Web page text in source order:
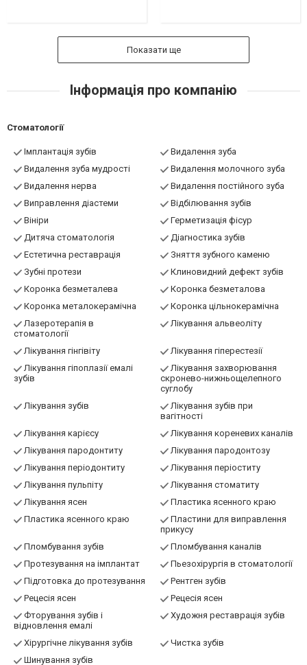
Показати ще
Інформація про компанію
Стоматології
Імплантація зубів
Видалення зуба
Видалення зуба мудрості
Видалення молочного зуба
Видалення нерва
Видалення постійного зуба
Виправлення діастеми
Відбілювання зубів
Вініри
Герметизація фісур
Дитяча стоматологія
Діагностика зубів
Естетична реставрація
Зняття зубного каменю
Зубні протези
Клиновидний дефект зубів
Коронка безметалева
Коронка безметалова
Коронка металокерамічна
Коронка цільнокерамічна
Лазеротерапія в
стоматології
Лікування альвеоліту
Лікування гінгівіту
Лікування гіперестезії
Лікування гіпоплазії емалі
зубів
Лікування захворювання
скронево-нижньощелепного
суглобу
Лікування зубів
Лікування зубів при
вагітності
Лікування карієсу
Лікування кореневих каналів
Лікування пародонтиту
Лікування пародонтозу
Лікування періодонтиту
Лікування періоститу
Лікування пульпіту
Лікування стоматиту
Лікування ясен
Пластика ясенного краю
Пластика ясенного краю
Пластини для виправлення
прикусу
Пломбування зубів
Пломбування каналів
Протезування на імплантат
Пьезохірургія в стоматології
Підготовка до протезування
Рентген зубів
Рецесія ясен
Рецесія ясен
Фторування зубів і
відновлення емалі
Художня реставрація зубів
Хірургічне лікування зубів
Чистка зубів
Шинування зубів